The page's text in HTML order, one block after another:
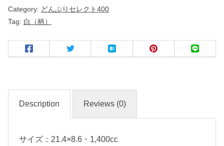
グ
レ
Category: どんぶりセレクト400
Tag: 白（柄）
Description Reviews (0)
サイズ：21.4×8.6・1,400cc